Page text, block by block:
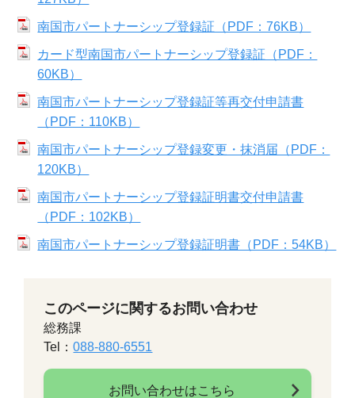
南国市パートナーシップ登録証（PDF：76KB）
カード型南国市パートナーシップ登録証（PDF：
60KB）
南国市パートナーシップ登録証等再交付申請書
（PDF：110KB）
南国市パートナーシップ登録変更・抹消届（PDF：
120KB）
南国市パートナーシップ登録証明書交付申請書
（PDF：102KB）
南国市パートナーシップ登録証明書（PDF：54KB）
このページに関するお問い合わせ
総務課
Tel：088-880-6551
お問い合わせはこちら